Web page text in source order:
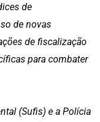
de
de novas
de fiscalização
para combater
(Sufis) e a Polícia